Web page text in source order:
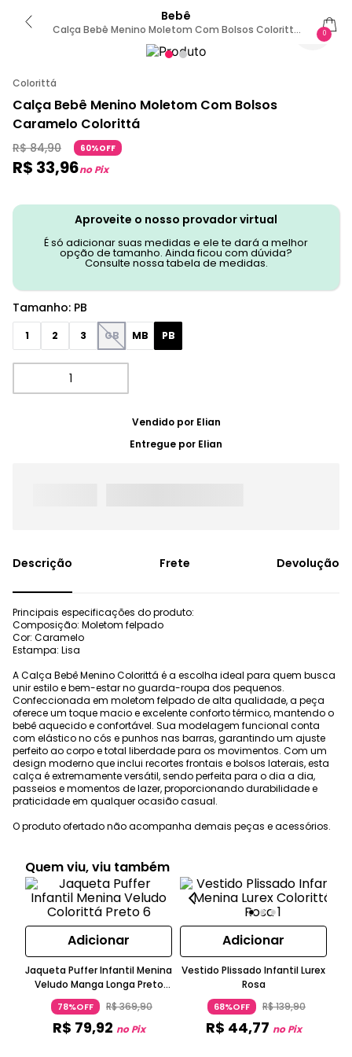
Bebê
Calça Bebê Menino Moletom Com Bolsos Colorittá
Marrom PB
0
Colorittá
Calça Bebê Menino Moletom Com Bolsos
Caramelo Colorittá
R$ 84,90 60%OFF
R$ 33,96no Pix
Aproveite o nosso provador virtual
É só adicionar suas medidas e ele te dará a melhor
opção de tamanho. Ainda ficou com dúvida?
Consulte nossa tabela de medidas.
Tamanho: PB
1 2 3 GB MB PB
Vendido por Elian
Entregue por Elian
Frete Devolução
Principais especificações do produto:
Composição: Moletom felpado
Cor: Caramelo
Estampa: Lisa
A Calça Bebê Menino Colorittá é a escolha ideal para quem busca
unir estilo e bem-estar no guarda-roupa dos pequenos.
Confeccionada em moletom felpado de alta qualidade, a peça
oferece um toque macio e excelente conforto térmico, mantendo o
bebê aquecido e confortável. Sua modelagem funcional conta
com elástico no cós e punhos nas barras, garantindo um ajuste
perfeito ao corpo e total liberdade para os movimentos. Com um
design moderno que inclui recortes frontais e bolsos laterais, esta
calça é extremamente versátil, sendo perfeita para o dia a dia,
passeios e momentos de lazer, proporcionando durabilidade e
praticidade em qualquer ocasião casual.
O produto ofertado não acompanha demais peças e acessórios.
Quem viu, viu também
Adicionar
Jaqueta Puffer Infantil Menina
Veludo Manga Longa Preto
Colorittá
78%OFF R$369,90
R$ 79,92 no Pix
Adicionar
Vestido Plissado Infantil Lurex
Rosa
68%OFF R$139,90
R$ 44,77 no Pix